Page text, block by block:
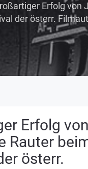
Erfolg von
der österr.
Erfolg von
Rauter
österr.